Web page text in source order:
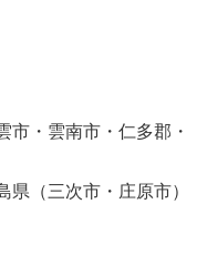
市・雲南市・仁多郡・
（三次市・庄原市）